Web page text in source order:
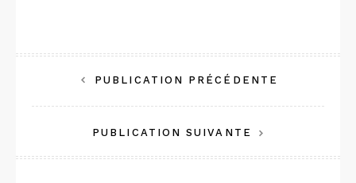
Navigation
de
l’article
PUBLICATION PRÉCÉDENTE
PUBLICATION SUIVANTE